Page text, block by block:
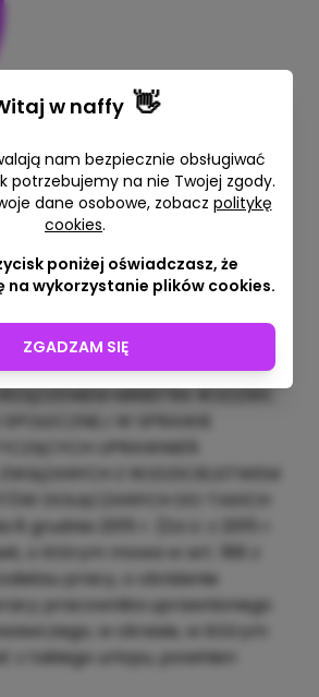
Wniosek o obniżenie wymiaru
pracy
Łodygowska
MINISTRA RODZINY,
SPOŁECZNEJ W SPRAWIE
UPRAWNIEŃ
Z RODZICIELSTWEM
DOŁĄCZANYCH DO TAKICH
8 grudnia 2015 r. (Dz.U. z 2015 r.
o którym mowa w art. 186 z
pracy, o obniżenie
pracownika uprawnionego
w okresie, w którym
z takiego urlopu, powinien
w naffy 👋
nam bezpiecznie obsługiwać
potrzebujemy na nie Twojej zgody.
dane osobowe, zobacz politykę
cookies.
poniżej oświadczasz, że
na wykorzystanie plików cookies.
ZGADZAM SIĘ